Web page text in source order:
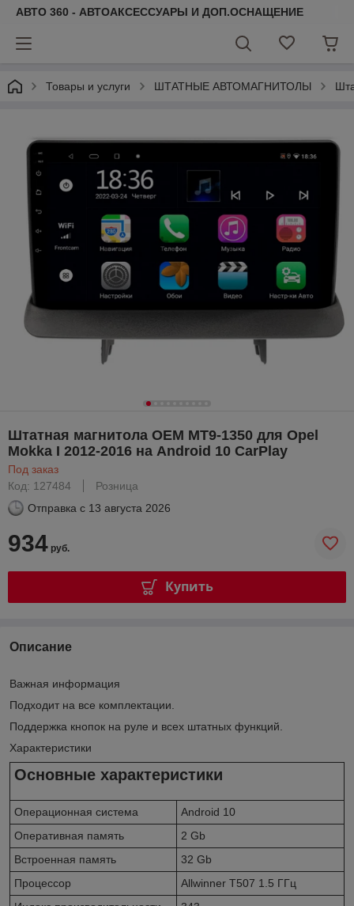
АВТО 360 - АВТОАКСЕССУАРЫ И ДОП.ОСНАЩЕНИЕ
Товары и услуги ШТАТНЫЕ АВТОМАГНИТОЛЫ
Штатная магнитола OEM MT9-1350 для Opel
Mokka I 2012-2016 на Android 10 CarPlay
Под заказ
Код: 127484
Розница
Отправка с 13 августа 2026
934 руб.
Купить
Описание
Важная информация
Подходит на все комплектации.
Поддержка кнопок на руле и всех штатных функций.
Характеристики
Основные характеристики
Операционная система
Android 10
Оперативная память
2 Gb
Встроенная память
32 Gb
Процессор
Allwinner T507 1.5 ГГц